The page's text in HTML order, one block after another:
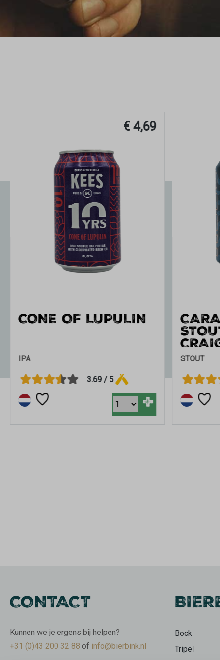
€ 5,99
CARAMEL FUDGE
STOUT
3.85 / 5
+
STOUT
CONTACT
Kunnen we je ergens bij helpen?
+31 (0)43 200 32 88 of info@bierbink.nl
Bock
Tripel